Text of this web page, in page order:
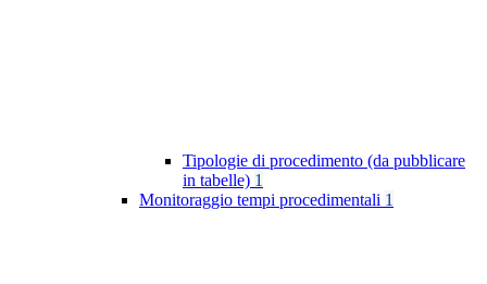
Tipologie di procedimento (da pubblicare
in tabelle) 1
Monitoraggio tempi procedimentali 1